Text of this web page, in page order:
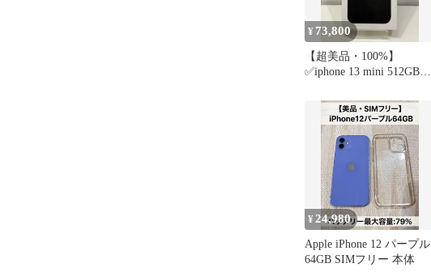
¥ 73,800
【超美品・100%】
✅iphone 13 mini 512GB❣️
¥24,980
Apple iPhone 12 パープル
64GB SIMフリー 本体